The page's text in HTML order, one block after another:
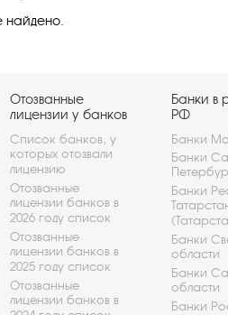
найдено.
Отозванные
лицензии у банков
Список банков, у
которых отозвали
лицензию
Отозванные
лицензии банков в
2026 году список
Отозванные
лицензии банков в
2025 году список
Отозванные
лицензии банков в
Банки в
РФ
Банки
Банки
Банки
Банки
области
Банки
области
Банки